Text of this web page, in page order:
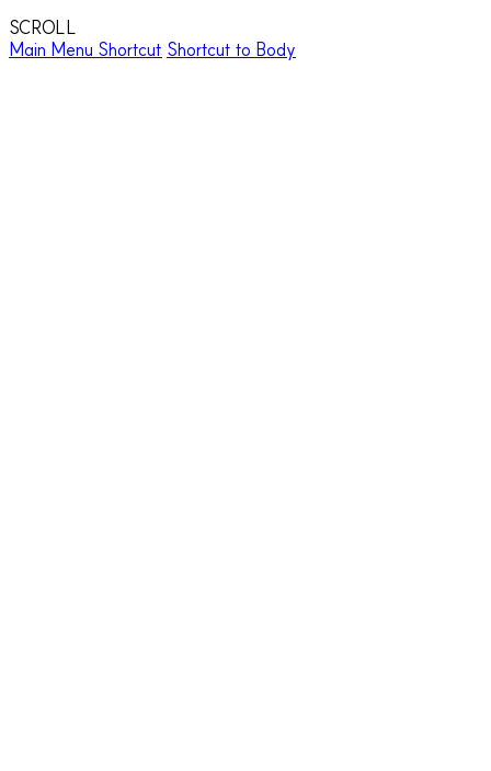
SCROLL
Main Menu Shortcut Shortcut to Body